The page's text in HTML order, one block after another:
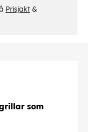
Prisjakt &
som